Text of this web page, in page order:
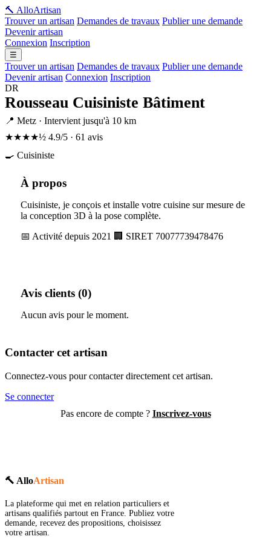
🔨 AlloArtisan
Trouver un artisan Demandes de travaux Publier une demande
Devenir artisan
Connexion Inscription
☰
Trouver un artisan Demandes de travaux Publier une demande
Devenir artisan Connexion Inscription
DR
Rousseau Cuisiniste Bâtiment
📍 Metz · Intervient jusqu'à 10 km
★★★★½ 4.9/5 · 61 avis
🍳 Cuisiniste
À propos
Cuisiniste, je conçois et installe votre cuisine sur mesure de
la conception 3D à la pose complète.
📅 Activité depuis 2021 🏢 SIRET 70077739478476
Avis clients (0)
Aucun avis pour le moment.
Contacter cet artisan
Connectez-vous pour contacter directement cet artisan.
Se connecter
Pas encore de compte ? Inscrivez-vous
🔨 AlloArtisan
La plateforme qui met en relation particuliers et
artisans qualifiés partout en France. Publiez votre
demande, recevez des propositions, choisissez
votre artisan.